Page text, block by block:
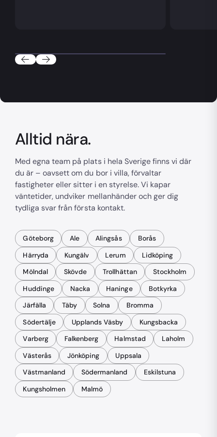
Alltid nära.
Med egna team på plats i hela Sverige finns vi där
du är – oavsett om du bor i villa, förvaltar
fastigheter eller sitter i en styrelse. Vi kapar
väntetider, undviker mellanhänder och ger dig
tydliga svar från första kontakt.
Göteborg Ale Alingsås
Borås
Härryda
Kungälv Lerum
Lidköping
Mölndal
Skövde Trollhättan
Stockholm
Huddinge
Nacka Haninge
Botkyrka
Järfälla
Täby Solna
Bromma
Södertälje
Upplands Väsby
Kungsbacka
Varberg
Falkenberg Halmstad
Laholm
Västerås
Jönköping
Uppsala
Västmanland
Södermanland
Eskilstuna
Kungsholmen
Malmö